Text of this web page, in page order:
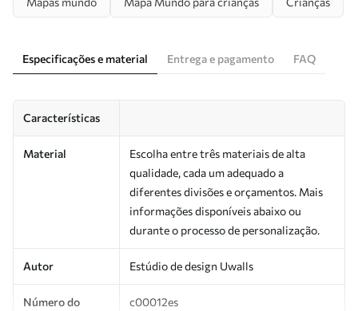
Especificações e material Entrega e pagamento FAQ
Características
Material
Escolha entre três materiais de alta
qualidade, cada um adequado a
diferentes divisões e orçamentos. Mais
informações disponíveis abaixo ou
durante o processo de personalização.
Autor Estúdio de design Uwalls
Número do
c00012es